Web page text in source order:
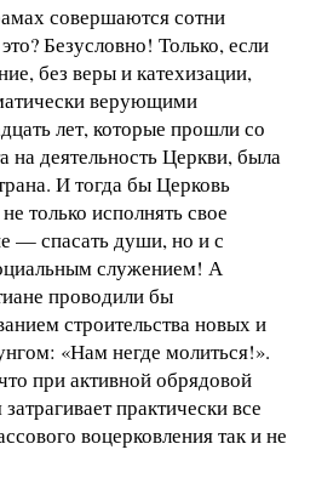
совершаются сотни
Безусловно! Только, если
без веры и катехизации,
верующими
лет, которые прошли со
на деятельность Церкви, была
И тогда бы Церковь
только исполнять свое
— спасать души, но и с
служением! А
проводили бы
строительства новых и
«Нам негде молиться!».
при активной обрядовой
практически все
воцерковления так и не